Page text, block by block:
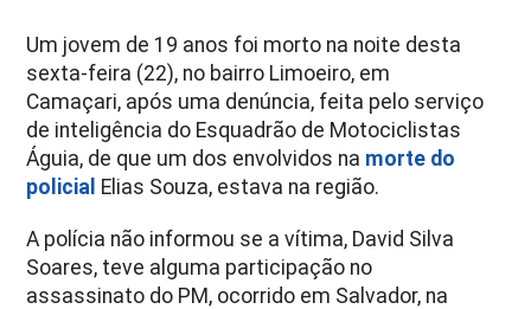
Um jovem de 19 anos foi morto na noite desta
sexta-feira (22), no bairro Limoeiro, em
Camaçari, após uma denúncia, feita pelo serviço
de inteligência do Esquadrão de Motociclistas
Águia, de que um dos envolvidos na morte do
policial Elias Souza, estava na região.
A polícia não informou se a vítima, David Silva
Soares, teve alguma participação no
assassinato do PM, ocorrido em Salvador, na